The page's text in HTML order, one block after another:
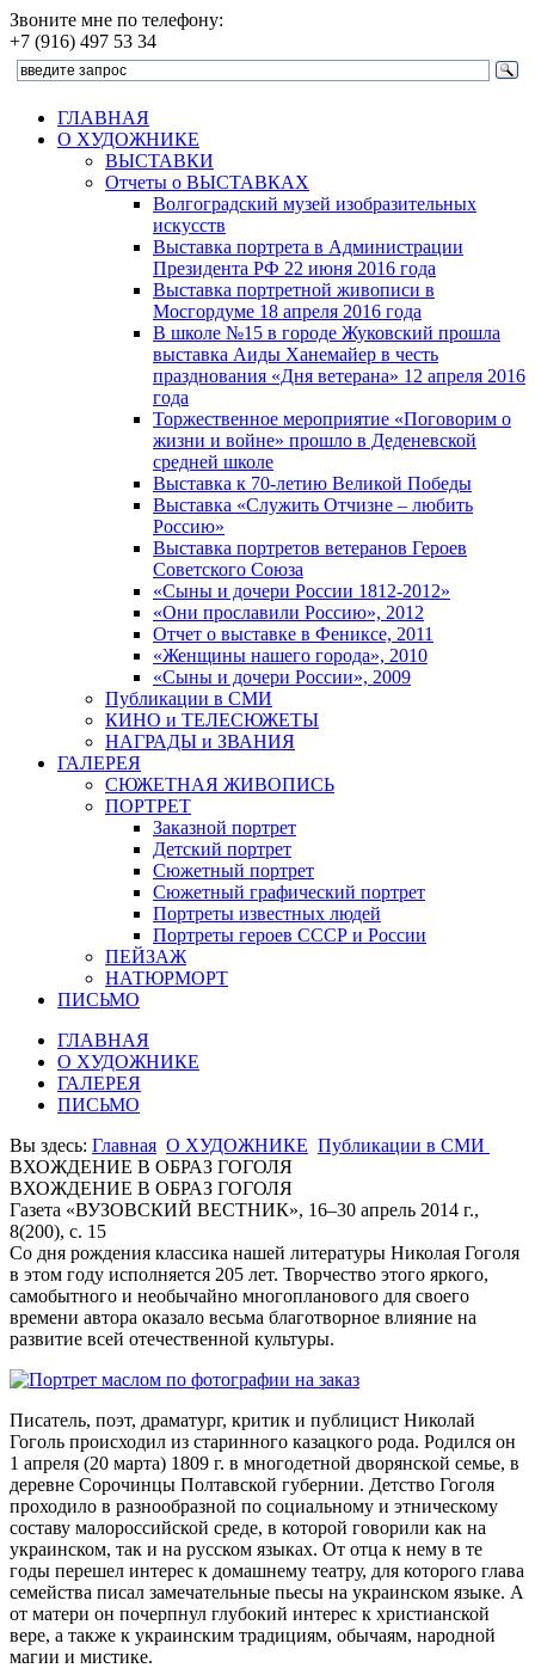
Звоните мне по телефону:
+7 (916) 497 53 34
ГЛАВНАЯ
О ХУДОЖНИКЕ
ВЫСТАВКИ
Отчеты о ВЫСТАВКАХ
Волгоградский музей изобразительных
искусств
Выставка портрета в Администрации
Президента РФ 22 июня 2016 года
Выставка портретной живописи в
Мосгордуме 18 апреля 2016 года
В школе №15 в городе Жуковский прошла
выставка Аиды Ханемайер в честь
празднования «Дня ветерана» 12 апреля 2016
года
Торжественное мероприятие «Поговорим о
жизни и войне» прошло в Деденевской
средней школе
Выставка к 70-летию Великой Победы
Выставка «Служить Отчизне – любить
Россию»
Выставка портретов ветеранов Героев
Советского Союза
«Сыны и дочери России 1812-2012»
«Они прославили Россию», 2012
Отчет о выставке в Фениксе, 2011
«Женщины нашего города», 2010
«Сыны и дочери России», 2009
Публикации в СМИ
КИНО и ТЕЛЕСЮЖЕТЫ
НАГРАДЫ и ЗВАНИЯ
ГАЛЕРЕЯ
СЮЖЕТНАЯ ЖИВОПИСЬ
ПОРТРЕТ
Заказной портрет
Детский портрет
Сюжетный портрет
Сюжетный графический портрет
Портреты известных людей
Портреты героев СССР и России
ПЕЙЗАЖ
НАТЮРМОРТ
ПИСЬМО
ГЛАВНАЯ
О ХУДОЖНИКЕ
ГАЛЕРЕЯ
ПИСЬМО
Вы здесь: Главная О ХУДОЖНИКЕ Публикации в СМИ
ВХОЖДЕНИЕ В ОБРАЗ ГОГОЛЯ
ВХОЖДЕНИЕ В ОБРАЗ ГОГОЛЯ
Газета «ВУЗОВСКИЙ ВЕСТНИК», 16–30 апрель 2014 г.,
8(200), с. 15
Со дня рождения классика нашей литературы Николая Гоголя
в этом году исполняется 205 лет. Творчество этого яркого,
самобытного и необычайно многопланового для своего
времени автора оказало весьма благотворное влияние на
развитие всей от­ечественной культуры.
Писатель, поэт, драматург, критик и публицист Николай
Гоголь происходил из старинного казацкого рода. Родился он
1 апреля (20 марта) 1809 г. в много­детной дворянской семье, в
деревне Сорочинцы Полтавской губернии. Детство Гоголя
проходило в разнообразной по социальному и этническому
со­ставу малороссийской среде, в которой говорили как на
украинском, так и на русском языках. От отца к не­му в те
годы перешел интерес к домашнему театру, для которого глава
семейства писал замечательные пьесы на украинском языке. А
от матери он почерп­нул глубокий интерес к христианской
вере, а также к украинским традициям, обычаям, народной
магии и мистике.